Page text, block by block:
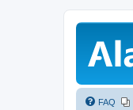
FAQ